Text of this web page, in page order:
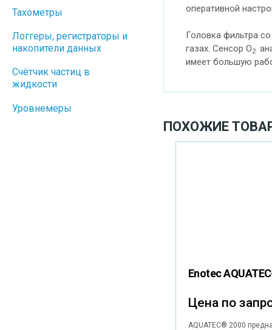
оперативной
Головка фильтра
газах. Сенсор O2
имеет большую
ПОХОЖИЕ
Enotec
Цена по
AQUATEC® 2000
Тахометры
Логгеры, регистраторы и
накопители данных
Cчётчик частиц в
жидкости
Уровнемеры